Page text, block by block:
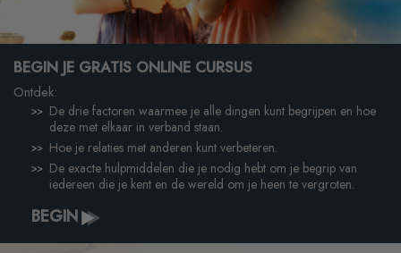
Video
BEGIN JE GRATIS ONLINE CURSUS
Ontdek:
De drie factoren waarmee je alle dingen kunt begrijpen en hoe
deze met elkaar in verband staan.
Hoe je relaties met anderen kunt verbeteren.
De exacte hulpmiddelen die je nodig hebt om je begrip van
iedereen die je kent en de wereld om je heen te vergroten.
BEGIN